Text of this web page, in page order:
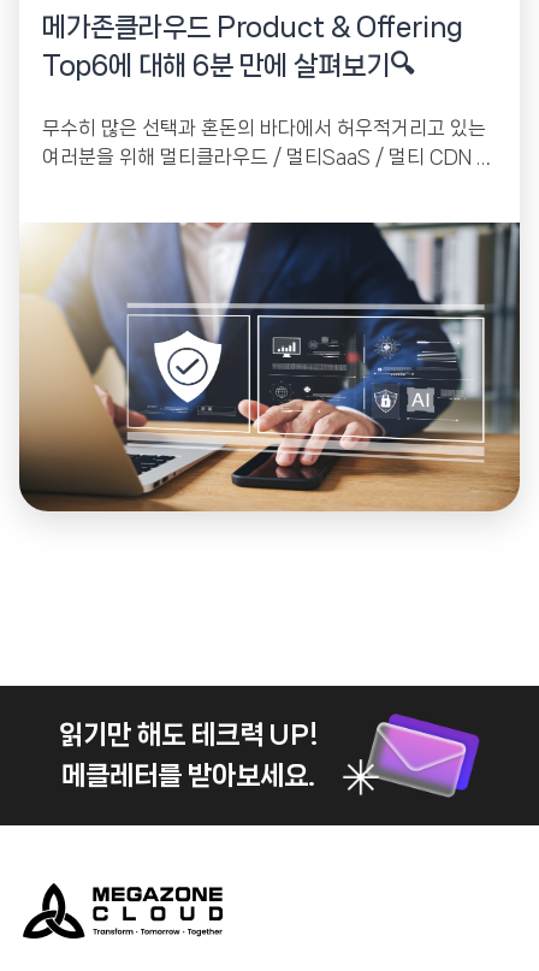
메가존클라우드 Product & Offering
Top6에 대해 6분 만에 살펴보기🔍
무수히 많은 선택과 혼돈의 바다에서 허우적거리고 있는
여러분을 위해 멀티클라우드 / 멀티SaaS / 멀티 CDN /
읽기만 해도 테크력 UP!
메클레터를 받아보세요.